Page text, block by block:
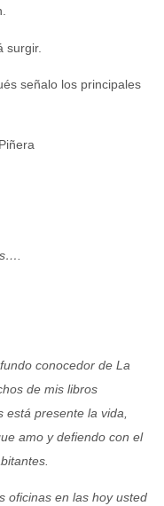
surgir.
señalo los principales
conocedor de La
de mis libros
presente la vida,
amo y defiendo con el
oficinas en las hoy usted